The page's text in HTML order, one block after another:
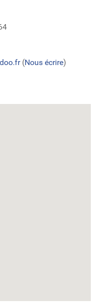
(Nous écrire)